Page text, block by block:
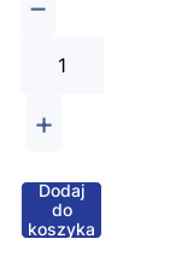
+
Dodaj
do
koszyka